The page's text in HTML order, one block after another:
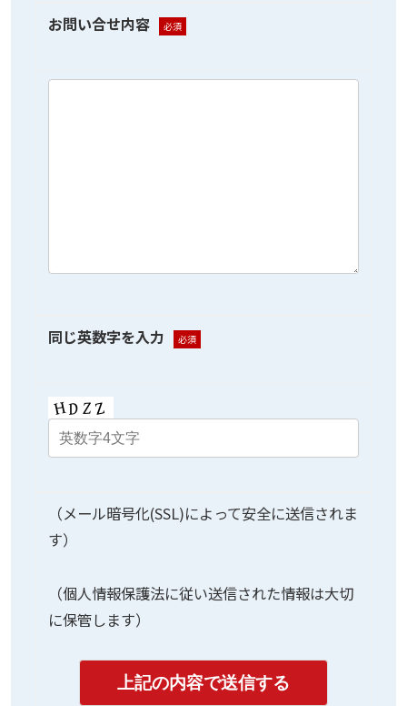
お問い合せ内容 必須
同じ英数字を入力 必須
（メール暗号化(SSL)によって安全に送信されま
す）
（個人情報保護法に従い送信された情報は大切
に保管します）